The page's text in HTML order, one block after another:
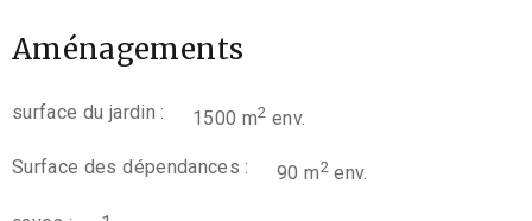
Aménagements
surface du jardin : 1500 m2 env.
Surface des dépendances : 90 m2env.